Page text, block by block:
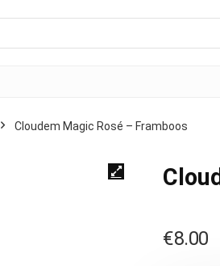
Cloudem Magic Rosé – Framboos
€8.00